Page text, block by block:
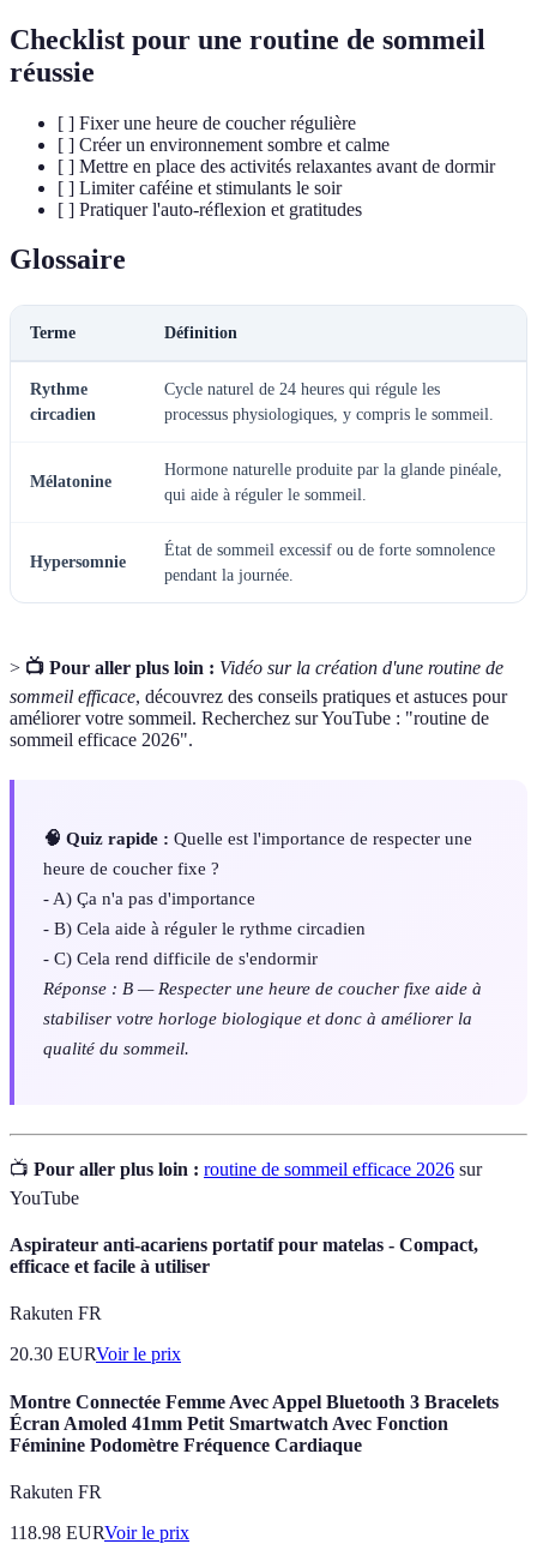
Checklist pour une routine de sommeil
réussie
[ ] Fixer une heure de coucher régulière
[ ] Créer un environnement sombre et calme
[ ] Mettre en place des activités relaxantes avant de dormir
[ ] Limiter caféine et stimulants le soir
[ ] Pratiquer l'auto-réflexion et gratitudes
Glossaire
Terme Définition
Rythme
circadien
Cycle naturel de 24 heures qui régule les
processus physiologiques, y compris le sommeil.
Mélatonine
Hormone naturelle produite par la glande pinéale,
qui aide à réguler le sommeil.
Hypersomnie
État de sommeil excessif ou de forte somnolence
pendant la journée.
> 📺 Pour aller plus loin : Vidéo sur la création d'une routine de
sommeil efficace, découvrez des conseils pratiques et astuces pour
améliorer votre sommeil. Recherchez sur YouTube : "routine de
sommeil efficace 2026".
🧠 Quiz rapide : Quelle est l'importance de respecter une
heure de coucher fixe ?
- A) Ça n'a pas d'importance
- B) Cela aide à réguler le rythme circadien
- C) Cela rend difficile de s'endormir
Réponse : B — Respecter une heure de coucher fixe aide à
stabiliser votre horloge biologique et donc à améliorer la
qualité du sommeil.
📺 Pour aller plus loin : routine de sommeil efficace 2026 sur
YouTube
Aspirateur anti-acariens portatif pour matelas - Compact,
efficace et facile à utiliser
Rakuten FR
20.30 EURVoir le prix
Montre Connectée Femme Avec Appel Bluetooth 3 Bracelets
Écran Amoled 41mm Petit Smartwatch Avec Fonction
Féminine Podomètre Fréquence Cardiaque
Rakuten FR
118.98 EURVoir le prix